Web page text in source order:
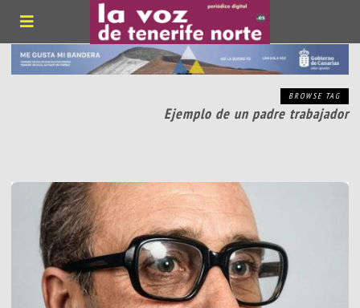
BROWSE TAG
Ejemplo de un padre trabajador